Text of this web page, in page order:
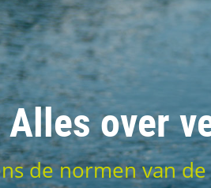
Alles over
de normen van